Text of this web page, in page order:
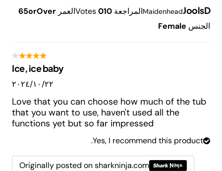
JoolsD
Maidenheadالمراجعة 10
Votes0 العمر 65orOver
الجنس Female
Ice, ice baby
٢٢‏/١٠‏/٢٠٢٤
Love that you can choose how much of the tub
that you want to use, haven't used all the
functions yet but so far impressed
Yes, I recommend this product.
Originally posted on sharkninja.com